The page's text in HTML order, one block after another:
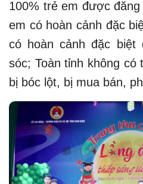
100% trẻ em được
em có hoàn cảnh đặc
có hoàn cảnh đặc biệt
sóc; Toàn tỉnh không có
bị bóc lột, bị mua bán,